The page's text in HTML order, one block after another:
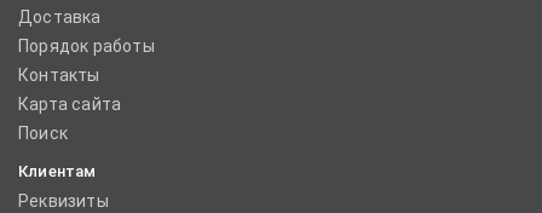
Доставка
Порядок работы
Контакты
Карта сайта
Поиск
Клиентам
Реквизиты